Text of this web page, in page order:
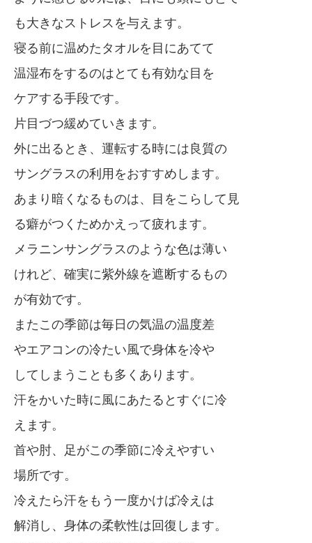
も大きなストレスを与えます。
寝る前に温めたタオルを目にあてて
温湿布をするのはとても有効な目を
ケアする手段です。
片目づつ緩めていきます。
外に出るとき、運転する時には良質の
サングラスの利用をおすすめします。
あまり暗くなるものは、目をこらして見
る癖がつくためかえって疲れます。
メラニンサングラスのような色は薄い
けれど、確実に紫外線を遮断するもの
が有効です。
またこの季節は毎日の気温の温度差
やエアコンの冷たい風で身体を冷や
してしまうことも多くあります。
汗をかいた時に風にあたるとすぐに冷
えます。
首や肘、足がこの季節に冷えやすい
場所です。
冷えたら汗をもう一度かけば冷えは
解消し、身体の柔軟性は回復します。